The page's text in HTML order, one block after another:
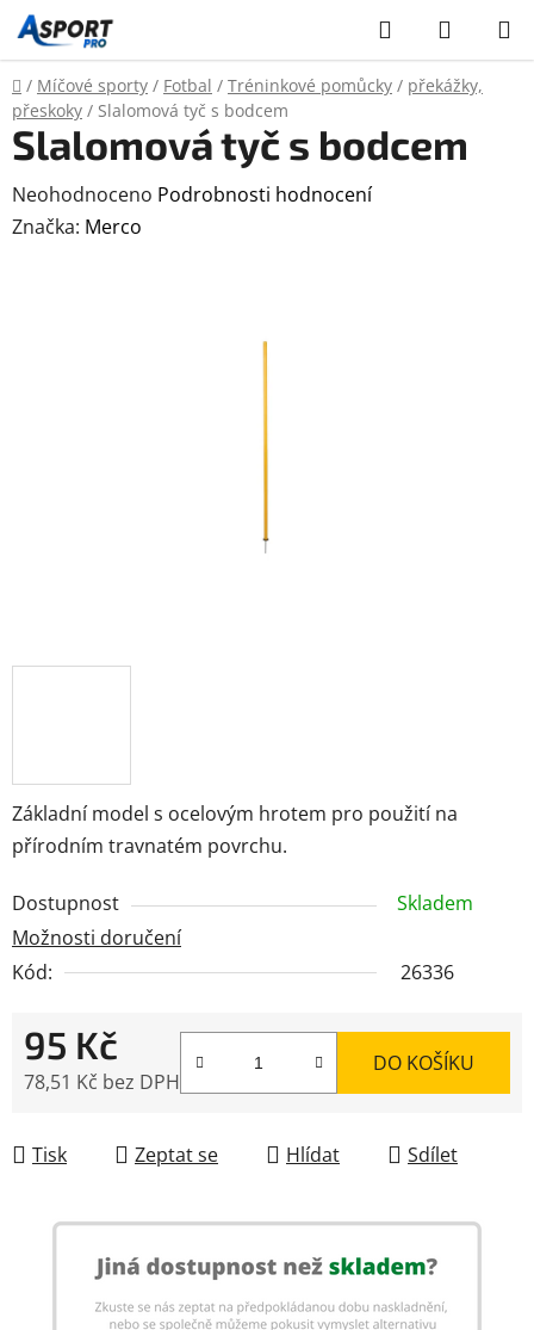
Přejít
na
obsah
Hledat
KOŠÍK
Domů
/ Míčové sporty / Fotbal / Tréninkové pomůcky / překážky,
přeskoky / Slalomová tyč s bodcem
Základní model s ocelovým hrotem pro použití na
přírodním travnatém povrchu.
Dostupnost
Skladem
Možnosti doručení
Kód:
26336
95 Kč
78,51 Kč bez DPH
DO KOŠÍKU
Tisk Zeptat se Hlídat Sdílet
Slalomová tyč s bodcem
Průměrné
hodnocení
Neohodnoceno Podrobnosti hodnocení
Značka: Merco